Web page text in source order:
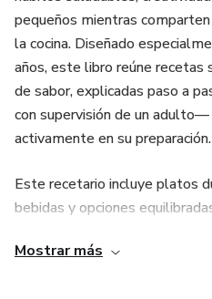
pequeños mientras
la cocina. Diseñado
años, este libro reúne
de sabor, explicadas paso a
con supervisión de un
activamente en su preparación.
Este recetario incluye platos
bebidas y opciones
Mostrar más